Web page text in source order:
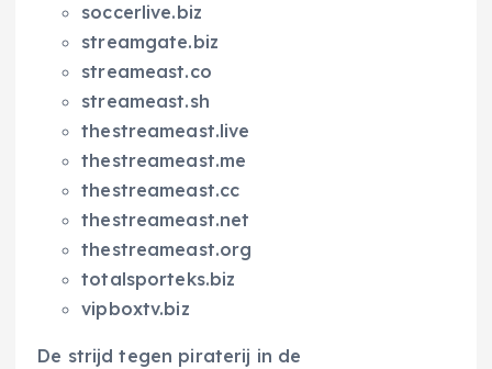
soccerlive.biz
streamgate.biz
streameast.co
streameast.sh
thestreameast.live
thestreameast.me
thestreameast.cc
thestreameast.net
thestreameast.org
totalsporteks.biz
vipboxtv.biz
De strijd tegen piraterij in de